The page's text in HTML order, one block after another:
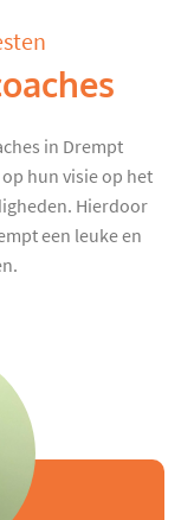
in Drempt
hun visie op het
Hierdoor
een leuke en